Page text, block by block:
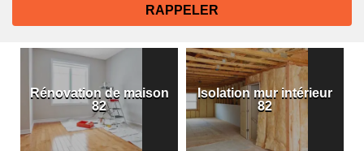
Rénovation de maison
82
Isolation mur intérieur
82